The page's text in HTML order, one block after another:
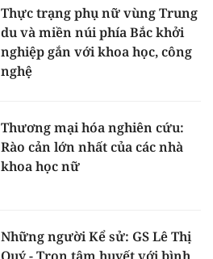
Thực trạng phụ nữ vùng Trung
du và miền núi phía Bắc khởi
nghiệp gắn với khoa học, công
nghệ
Thương mại hóa nghiên cứu:
Rào cản lớn nhất của các nhà
khoa học nữ
Những người Kể sử: GS Lê Thị
Quý - Trọn tâm huyết với bình